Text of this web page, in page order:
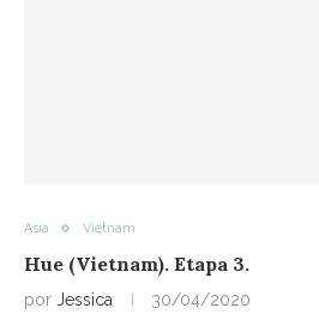
Asia Vietnam
Hue (Vietnam). Etapa 3.
por Jessica 30/04/2020